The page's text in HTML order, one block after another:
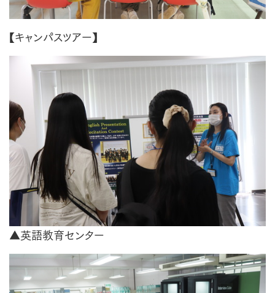
【キャンパスツアー】
▲英語教育センター